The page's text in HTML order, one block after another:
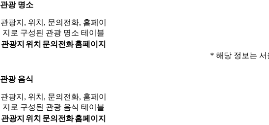
관광 명소
관광지, 위치, 문의전화, 홈페이
지로 구성된 관광 명소 테이블
관광지 위치 문의전화홈페이지
* 해당 정보는 서
관광 음식
관광지, 위치, 문의전화, 홈페이
지로 구성된 관광 음식 테이블
관광지 위치 문의전화홈페이지